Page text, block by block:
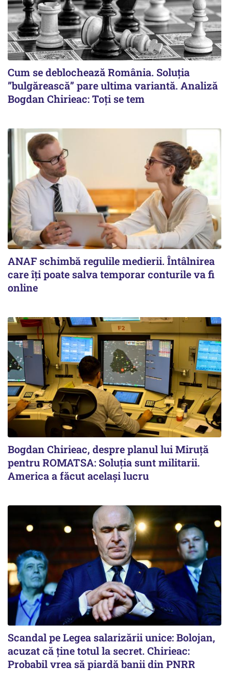
Cum se deblochează România. Soluția
”bulgărească” pare ultima variantă. Analiză
Bogdan Chirieac: Toți se tem
ANAF schimbă regulile medierii. Întâlnirea
care îți poate salva temporar conturile va fi
online
Bogdan Chirieac, despre planul lui Miruță
pentru ROMATSA: Soluția sunt militarii.
America a făcut același lucru
Scandal pe Legea salarizării unice: Bolojan,
acuzat că ține totul la secret. Chirieac:
Probabil vrea să piardă banii din PNRR